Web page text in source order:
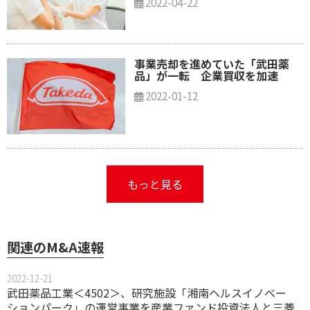
事業売却を進めていた「武田薬
品」が一転 企業買収を加速
2022-01-12
もっと見る
関連のM&A速報
2022-12-21
武田薬品工業＜4502＞、研究施設「湘南ヘルスイノベー